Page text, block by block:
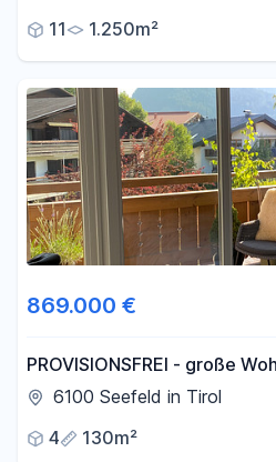
11
1.250m²
869.000 €
PROVISIONSFREI - große
Balkonen und Garten
6100 Seefeld in Tirol
4
130m²